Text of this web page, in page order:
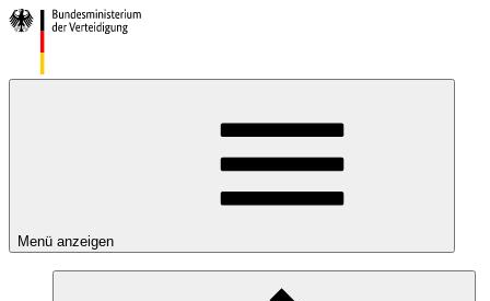
Menü anzeigen